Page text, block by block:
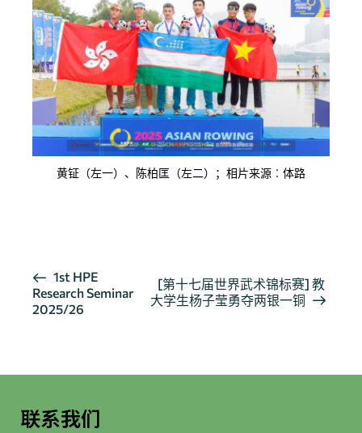
黄钲（左一）、陈柏匡（左二）；相片来源︰体路
活
动
导
1st HPE
Research Seminar
2025/26
[第十七届世界武术锦标赛] 教
大学生杨子莹勇夺两银一铜
联系我们